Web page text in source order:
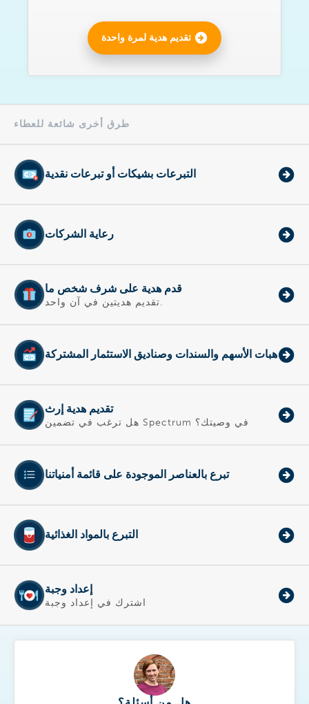
طرق أخرى شائعة للعطاء
التبرعات بشيكات أو تبرعات نقدية
رعاية الشركات
قدم هدية على شرف شخص ما
تقديم هديتين في آن واحد.
هبات الأسهم والسندات وصناديق الاستثمار المشتركة
تقديم هدية إرث
هل ترغب في تضمين Spectrum في وصيتك؟
تبرع بالعناصر الموجودة على قائمة أمنياتنا
التبرع بالمواد الغذائية
إعداد وجبة
اشترك في إعداد وجبة